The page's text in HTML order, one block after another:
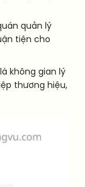
quản lý
tiện cho
không gian lý
thương hiệu,